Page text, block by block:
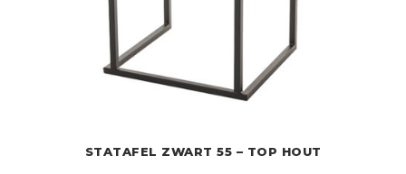
STATAFEL ZWART 55 – TOP HOUT